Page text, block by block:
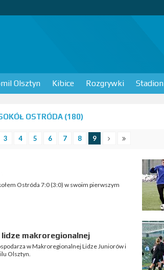
Olsztyn Kibice Rozgrywki Stadion
OSTRÓDA (180)
3 4 5 6 7 8 9
Ostróda 7:0 (3:0) w swoim pierwszym
makroregionalnej
w Makroregionalnej Lidze Juniorów i
Olsztyn.